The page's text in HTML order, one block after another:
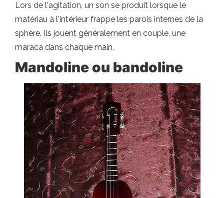
Lors de l'agitation, un son se produit lorsque le
matériau à l'intérieur frappe les parois internes de la
sphère. Ils jouent généralement en couple, une
maraca dans chaque main.
Mandoline ou bandoline